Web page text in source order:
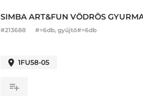
SIMBA ART&FUN VÖDRÖS
#213688 #=6db, gyűjtő#=6db
1FU58-05